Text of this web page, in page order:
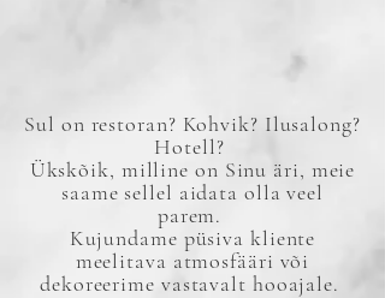
Sul on restoran? Kohvik? Ilusalong?
Hotell?
Ükskõik, milline on Sinu äri, meie
saame sellel aidata olla veel
parem.
Kujundame püsiva kliente
meelitava atmosfääri või
dekoreerime vastavalt hooajale.